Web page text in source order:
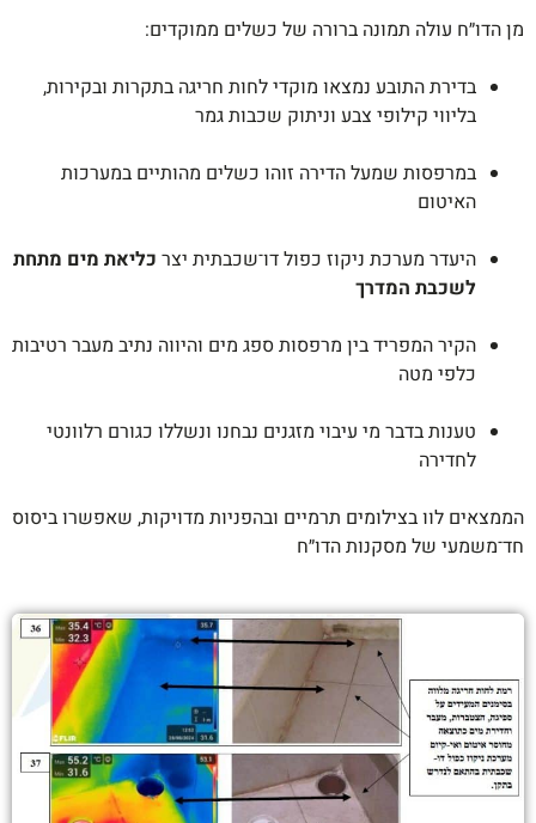
מן הדו״ח עולה תמונה ברורה של כשלים ממוקדים:
בדירת התובע נמצאו מוקדי לחות חריגה בתקרות ובקירות,
בליווי קילופי צבע וניתוק שכבות גמר
במרפסות שמעל הדירה זוהו כשלים מהותיים במערכות
האיטום
היעדר מערכת ניקוז כפול דו־שכבתית יצר כליאת מים מתחת
לשכבת המדרך
הקיר המפריד בין מרפסות ספג מים והיווה נתיב מעבר רטיבות
כלפי מטה
טענות בדבר מי עיבוי מזגנים נבחנו ונשללו כגורם רלוונטי
לחדירה
הממצאים לוו בצילומים תרמיים ובהפניות מדויקות, שאפשרו ביסוס
חד־משמעי של מסקנות הדו״ח